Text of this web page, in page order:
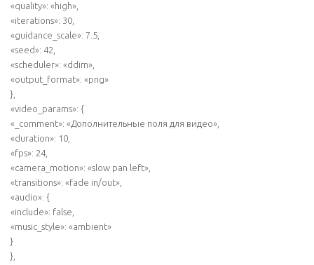
«quality»: «high»,
«iterations»: 30,
«guidance_scale»: 7.5,
«seed»: 42,
«scheduler»: «ddim»,
«output_format»: «png»
},
«video_params»: {
«_comment»: «Дополнительные поля для видео»,
«duration»: 10,
«fps»: 24,
«camera_motion»: «slow pan left»,
«transitions»: «fade in/out»,
«audio»: {
«include»: false,
«music_style»: «ambient»
}
},